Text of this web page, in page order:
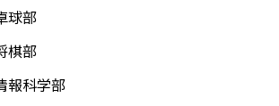
球部
棋部
報科学部